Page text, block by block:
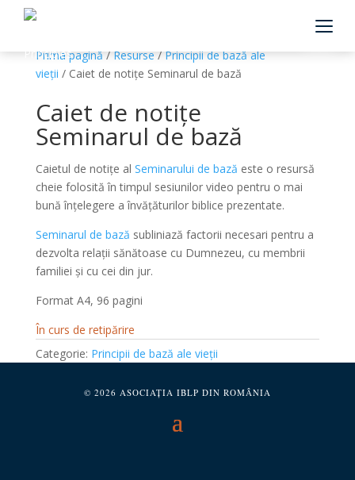
Prima pagină/Resurse/Principii de bază ale
vieții / Caiet de notițe Seminarul de bază
Caiet de notițe
Seminarul de bază
Caietul de notițe al Seminarului de bază este o resursă
cheie folosită în timpul sesiunilor video pentru o mai
bună înțelegere a învățăturilor biblice prezentate.
Seminarul de bază subliniază factorii necesari pentru a
dezvolta relații sănătoase cu Dumnezeu, cu membrii
familiei și cu cei din jur.
Format A4, 96 pagini
În curs de retipărire
Categorie: Principii de bază ale vieții
© 2026 ASOCIAȚIA IBLP DIN ROMÂNIA